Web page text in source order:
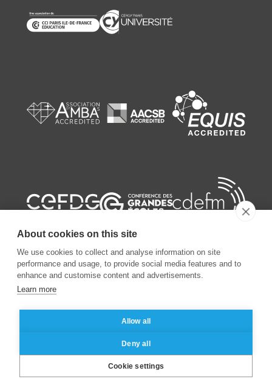
©2026ESSEC Business School
Protection des données personnelles
About cookies on this site
We use cookies to collect and analyse information on site
performance and usage, to provide social media features and to
enhance and customise content and advertisements.
Learn more
Allow all
Deny all
Cookie settings